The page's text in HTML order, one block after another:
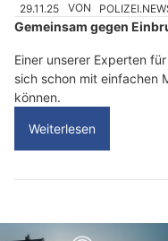
29.11.25 VON
Gemeinsam gegen
Einer unserer Experten
sich schon mit einfachen
können.
Weiterlesen